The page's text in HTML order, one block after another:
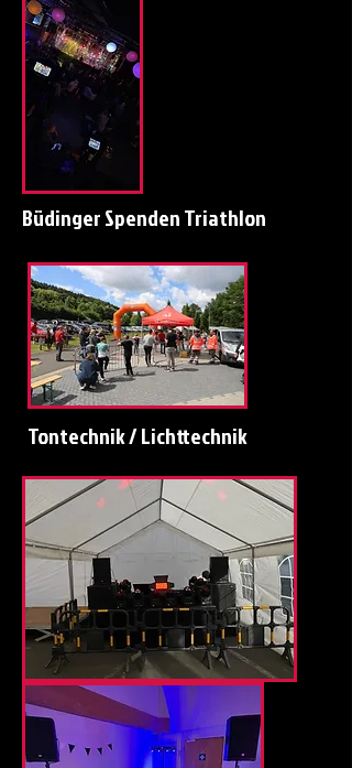
Büdinger Spenden Triathlon
Tontechnik / Lichttechnik